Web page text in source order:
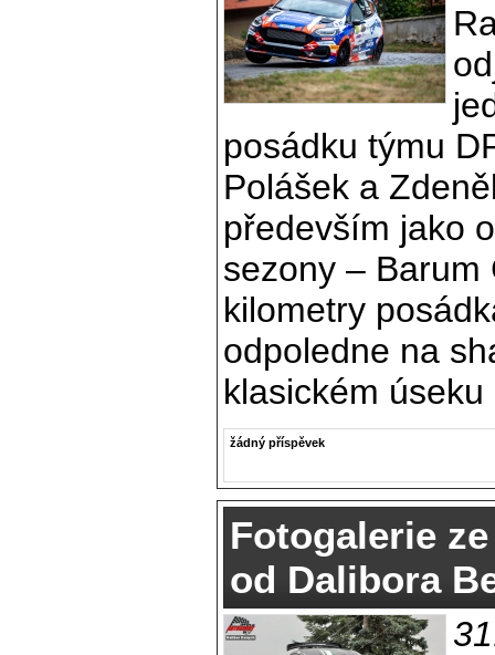
posádku týmu
Polášek a
především jako
sezony –
kilometry
odpoledne na
klasickém
žádný příspěvek
Fotogalerie
od Dalibora